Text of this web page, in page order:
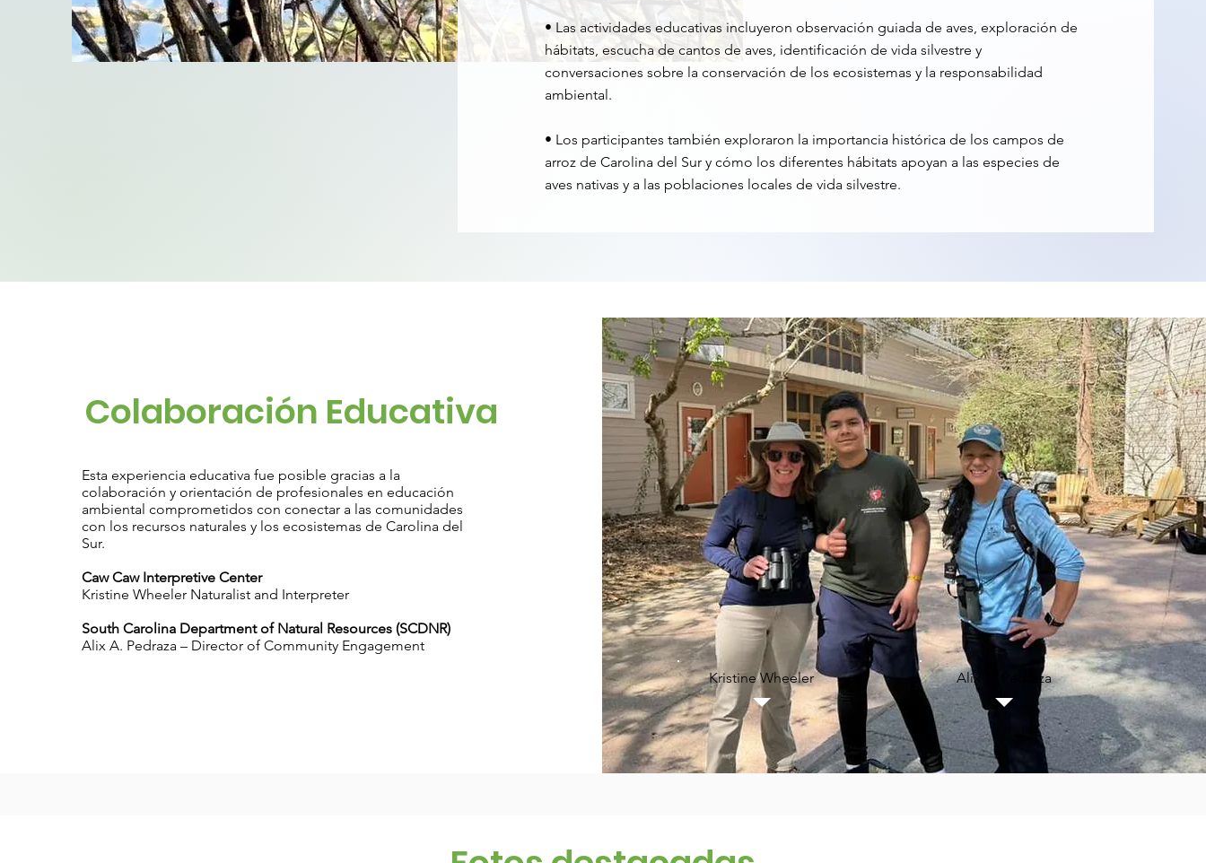
• Las actividades educativas incluyeron observación guiada de aves, exploración de
hábitats, escucha de cantos de aves, identificación de vida silvestre y
conversaciones sobre la conservación de los ecosistemas y la responsabilidad
ambiental.
• Los participantes también exploraron la importancia histórica de los campos de
arroz de Carolina del Sur y cómo los diferentes hábitats apoyan a las especies de
aves nativas y a las poblaciones locales de vida silvestre.
Colaboración Educativa
Esta experiencia educativa fue posible gracias a la
colaboración y orientación de profesionales en educación
ambiental comprometidos con conectar a las comunidades
con los recursos naturales y los ecosistemas de Carolina del
Sur.
Caw Caw Interpretive Center
Kristine Wheeler Naturalist and Interpreter
South Carolina Department of Natural Resources (SCDNR)
Alix A. Pedraza – Director of Community Engagement
Kristine Wheeler
Alix A. Pedraza